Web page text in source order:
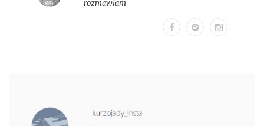
rozmawiam